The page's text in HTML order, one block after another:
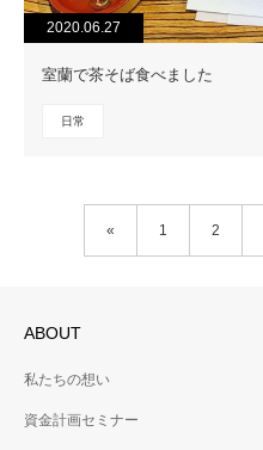
2020.06.27
室蘭で茶そば食べました
日常
« 1 2
ABOUT
私たちの想い
資金計画セミナー